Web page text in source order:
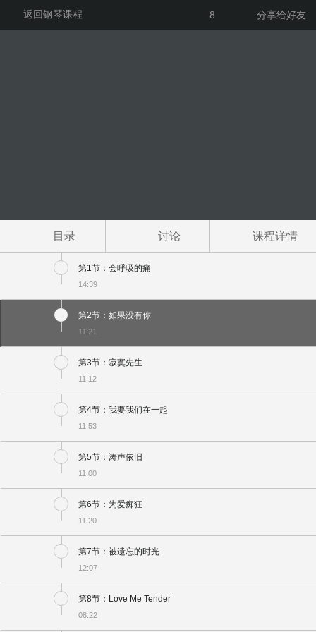
返回钢琴课程 8 分享给好友
目录 讨论 课程详情
第1节：会呼吸的痛
14:39
第2节：如果没有你
11:21
第3节：寂寞先生
11:12
第4节：我要我们在一起
11:53
第5节：涛声依旧
11:00
第6节：为爱痴狂
11:20
第7节：被遗忘的时光
12:07
第8节：Love Me Tender
08:22